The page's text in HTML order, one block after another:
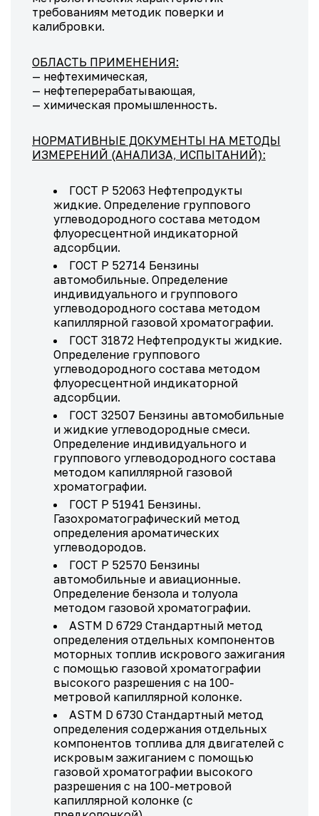
требованиям методик поверки и
калибровки.
ОБЛАСТЬ ПРИМЕНЕНИЯ:
— нефтехимическая,
— нефтеперерабатывающая,
— химическая промышленность.
НОРМАТИВНЫЕ ДОКУМЕНТЫ НА МЕТОДЫ
ИЗМЕРЕНИЙ (АНАЛИЗА, ИСПЫТАНИЙ):
ГОСТ Р 52063 Нефтепродукты
жидкие. Определение группового
углеводородного состава методом
флуоресцентной индикаторной
адсорбции.
ГОСТ Р 52714 Бензины
автомобильные. Определение
индивидуального и группового
углеводородного состава методом
капиллярной газовой хроматографии.
ГОСТ 31872 Нефтепродукты жидкие.
Определение группового
углеводородного состава методом
флуоресцентной индикаторной
адсорбции.
ГОСТ 32507 Бензины автомобильные
и жидкие углеводородные смеси.
Определение индивидуального и
группового углеводородного состава
методом капиллярной газовой
хроматографии.
ГОСТ Р 51941 Бензины.
Газохроматографический метод
определения ароматических
углеводородов.
ГОСТ Р 52570 Бензины
автомобильные и авиационные.
Определение бензола и толуола
методом газовой хроматографии.
ASTM D 6729 Стандартный метод
определения отдельных компонентов
моторных топлив искрового зажигания
с помощью газовой хроматографии
высокого разрешения с на 100-
метровой капиллярной колонке.
ASTM D 6730 Стандартный метод
определения содержания отдельных
компонентов топлива для двигателей с
искровым зажиганием с помощью
газовой хроматографии высокого
разрешения с на 100-метровой
капиллярной колонке (с